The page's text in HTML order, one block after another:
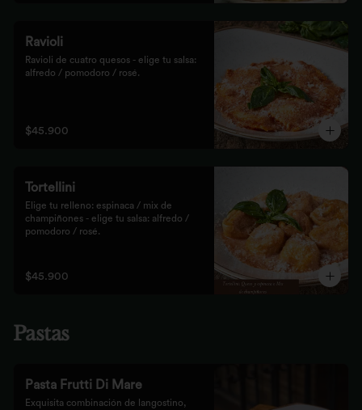
Ravioli
Ravioli de cuatro quesos - elige tu salsa:
alfredo / pomodoro / rosé.
$45.900
Tortellini
Elige tu relleno: espinaca / mix de
champiñones - elige tu salsa: alfredo /
pomodoro / rosé.
$45.900
Pastas
Pasta Frutti Di Mare
Exquisita combinación de langostino,